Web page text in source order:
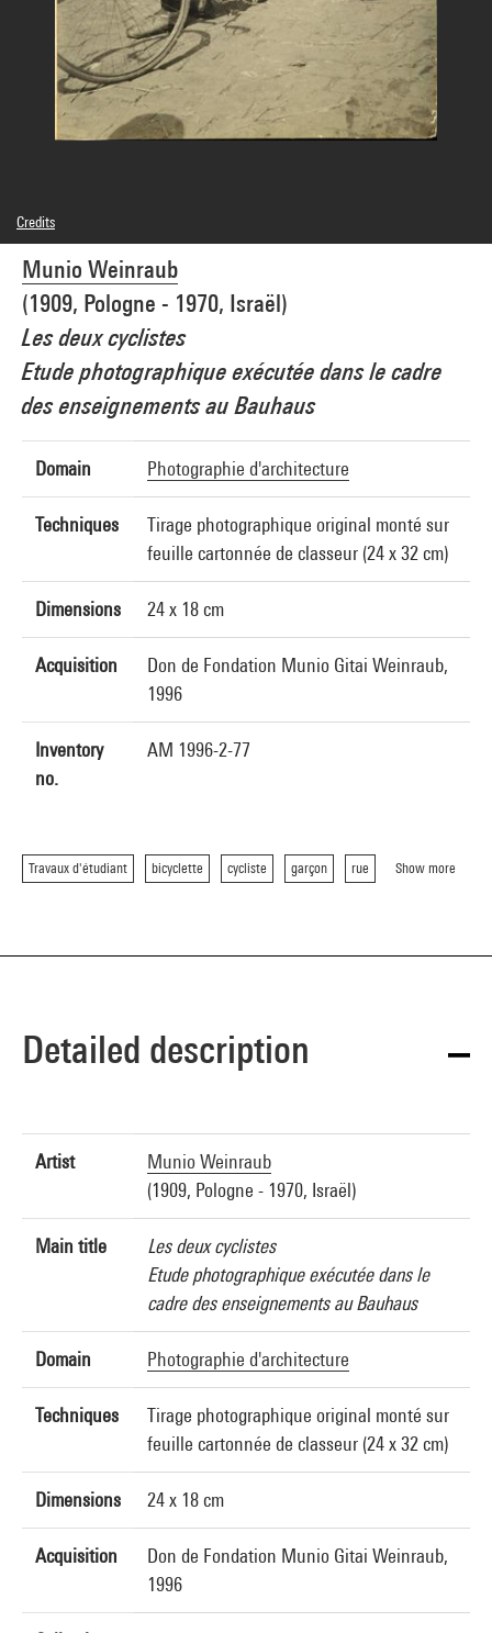
Munio Weinraub
(1909, Pologne - 1970, Israël)
Les deux cyclistes
Etude photographique exécutée dans le cadre
des enseignements au Bauhaus
Domain Photographie d'architecture
Techniques
Tirage photographique original monté sur
feuille cartonnée de classeur (24 x 32 cm)
Dimensions 24 x 18 cm
Acquisition
Don de Fondation Munio Gitai Weinraub,
1996
Inventory
no.
AM 1996-2-77
Travaux d'étudiant bicyclette cycliste garçon rue Show more
Credits
© Fondation Gitai
Photo credits : Centre Pompidou, MNAM-CCI/Philippe Migeat/Dist. GrandPalaisRmn
Image reference : 4F31582 [1996 CX 3012]
Detailed description
Artist
Munio Weinraub
(1909, Pologne - 1970, Israël)
Main title
Les deux cyclistes
Etude photographique exécutée dans le
cadre des enseignements au Bauhaus
Domain Photographie d'architecture
Techniques
Tirage photographique original monté sur
feuille cartonnée de classeur (24 x 32 cm)
Dimensions 24 x 18 cm
Acquisition
Don de Fondation Munio Gitai Weinraub,
1996